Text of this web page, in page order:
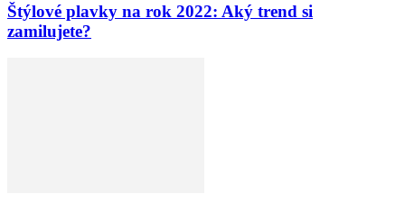
Štýlové plavky na rok 2022: Aký trend si
zamilujete?